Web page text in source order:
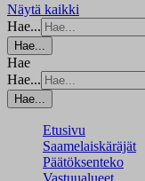
Näytä kaikki
Hae...
Hae...
Hae
Hae...
Hae...
Etusivu
Saamelaiskäräjät
Päätöksenteko
Vastuualueet